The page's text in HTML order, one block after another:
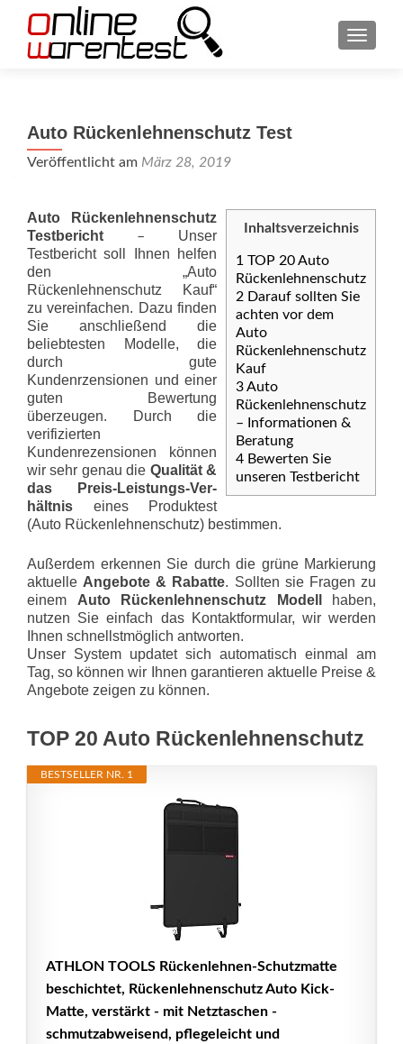
Auto Rückenlehnenschutz Test
Veröffentlicht am März 28, 2019
Inhaltsverzeichnis
1 TOP 20 Auto
Rückenlehnenschutz
2 Darauf sollten Sie
achten vor dem
Auto
Rückenlehnenschutz
Kauf
3Auto
Rückenlehnenschutz
– Informationen &
Beratung
4 Bewerten Sie
unseren Testbericht
Auto Rückenlehnenschutz
Testbericht – Unser
Testbericht soll Ihnen helfen
den „Auto
Rückenlehnenschutz Kauf“
zu vereinfachen. Dazu finden
Sie anschließend die
beliebtesten Modelle, die
durch gute
Kundenrzensionen und einer
guten Bewertung
überzeugen. Durch die
verifizierten
Kundenrezensionen können
wir sehr genau die Qualität &
das Preis-Leis­tungs-Ver­
hält­nis eines Produktest
(Auto Rückenlehnenschutz) bestimmen.
Außerdem erkennen Sie durch die grüne Markierung
aktuelle Angebote & Rabatte. Sollten sie Fragen zu
einem Auto Rückenlehnenschutz Modell
haben,
nutzen Sie einfach das Kontaktformular, wir werden
Ihnen schnellstmöglich antworten.
Unser System updatet sich automatisch einmal am
Tag, so können wir Ihnen garantieren aktuelle Preise &
Angebote zeigen zu können.
TOP 20 Auto Rückenlehnenschutz
BESTSELLER NR. 1
ATHLON TOOLS Rückenlehnen-Schutzmatte
beschichtet, Rückenlehnenschutz Auto Kick-
Matte, verstärkt - mit Netztaschen -
schmutzabweisend, pflegeleicht und